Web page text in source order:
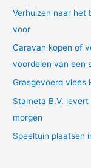
a
Verhuizen naar het
voor
Caravan kopen of
voordelen van een
Grasgevoerd vlees
Stameta B.V.
morgen
Speeltuin plaatsen